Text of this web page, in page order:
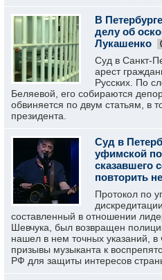
В
делу об
Лукашенко
Суд в Санкт-
арест
Русских. По
Беляевой, его собираются
обвиняется по двум статьям, в
президента.
Суд в
уфимской
сказавшего
повторить
Протокол по
составленный в отношении
Шевчука, был возвращен
нашел в нем точных указаний, в
призывы музыканта к
РФ для защиты интересов